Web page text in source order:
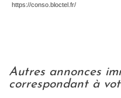
https://conso.bloctel.fr/
autres annonces immobilières
correspondant à